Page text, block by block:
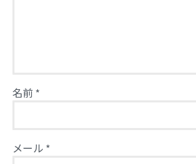
名前*
メール *